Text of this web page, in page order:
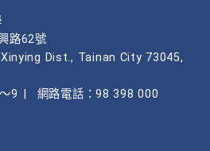
路62號
Dist., Tainan City 73045,
9
網路電話：98 398 000